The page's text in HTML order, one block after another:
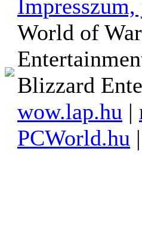
World of
Blizzard
wow.lap.hu |
PCWorld.hu |